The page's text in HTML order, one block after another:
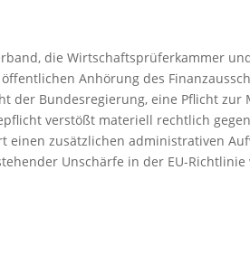
die Wirtschaftsprüferkammer
Anhörung des
der Bundesregierung, eine Pflicht zur
verstößt materiell rechtlich
einen zusätzlichen administrativen
Unschärfe in der EU-Richtlinie